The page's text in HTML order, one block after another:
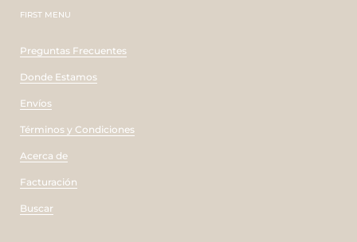
FIRST MENU
Preguntas Frecuentes
Donde Estamos
Envíos
Términos y Condiciones
Acerca de
Facturación
Buscar